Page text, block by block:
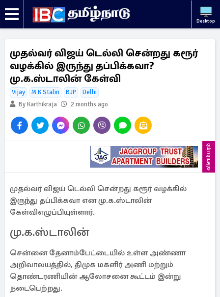
Desktop
முதல்வர் விஜய் டெல்லி சென்றது கரூர்
வழக்கில் இருந்து தப்பிக்கவா?
மு.க.ஸ்டாலின் கேள்வி
Vijay M K Stalin BJP
Delhi
By Karthikraja
2 months ago
விளம்பரம்
முதல்வர் விஜய் டெல்லி சென்றது கரூர் வழக்கில்
இருந்து தப்பிக்கவா என மு.க.ஸ்டாலின்
கேள்விஎழுப்பியுள்ளார்.
மு.க.ஸ்டாலின்
சென்னை தேனாம்பேட்டையில் உள்ள அண்ணா
அறிவாலயத்தில், திமுக மகளிர் அணி மற்றும்
தொண்டரணியின் ஆலோசனை கூட்டம் இன்று
நடைபெற்றது.